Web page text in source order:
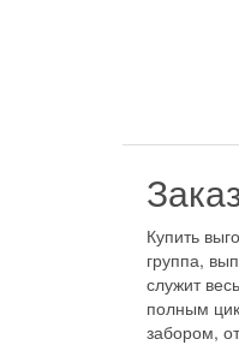
Купить
группа,
служит
полным
забором,